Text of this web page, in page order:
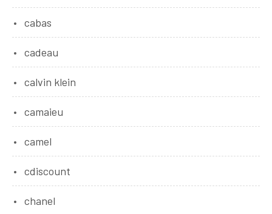
cabas
cadeau
calvin klein
camaieu
camel
cdiscount
chanel